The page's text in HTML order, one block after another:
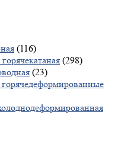
(116)
(298)
(23)